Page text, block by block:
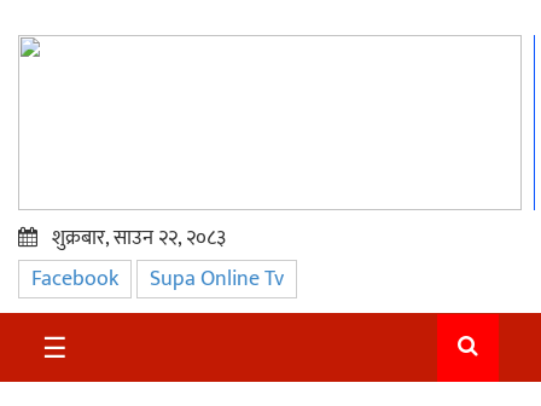
प्रमुख
समाचार
सुदुर
शुक्रबार, साउन २२, २०८३
Facebook Supa Online Tv
☰